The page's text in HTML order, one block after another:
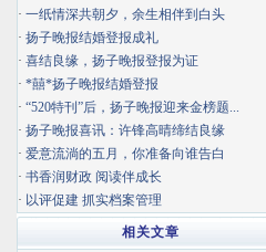
· 一纸情深共朝夕，余生相伴到白头
· 扬子晚报结婚登报成礼
· 喜结良缘，扬子晚报登报为证
· *囍*扬子晚报结婚登报
· “520特刊”后，扬子晚报迎来金榜题...
· 扬子晚报喜讯：许锋高晴缔结良缘
· 爱意流淌的五月，你准备向谁告白
· 书香润财政 阅读伴成长
· 以评促建 抓实档案管理
相关文章